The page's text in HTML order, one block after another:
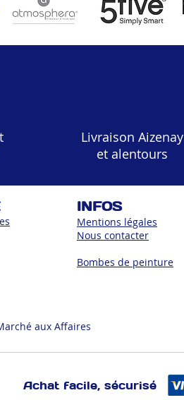
Livraison Aizenay
et alentours
INFOS
Mentions légales
Nous contacter
Bombes de peinture
aux Affaires
Achat facile, sécurisé